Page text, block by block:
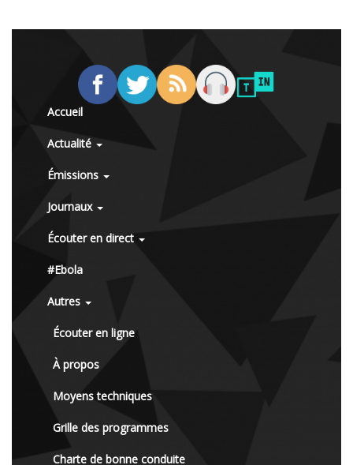
Accueil
Actualité
Émissions
Journaux
Écouter en direct
#Ebola
Autres
Écouter en ligne
À propos
Moyens techniques
Grille des programmes
Charte de bonne conduite